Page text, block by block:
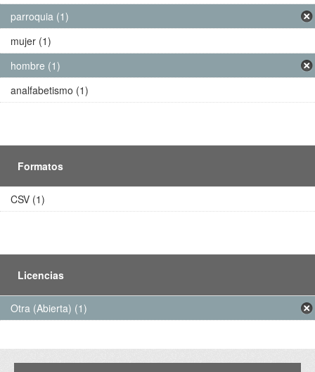
parroquia (1)
mujer (1)
hombre (1)
analfabetismo (1)
Formatos
CSV (1)
Licencias
Otra (Abierta) (1)